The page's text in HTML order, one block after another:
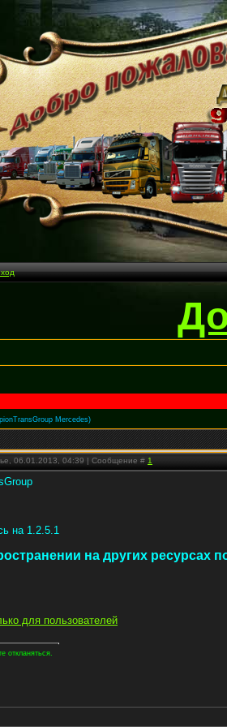
Mercedes)
06.01.2013, 04:39 | Сообщение # 1
на 1.2.5.1
на других ресурсах
для пользователей
откланяться.